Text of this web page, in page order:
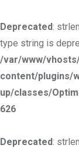
Deprecated:
type string is
/var/www/
content/plugins/
up/classes/
626
Deprecated: